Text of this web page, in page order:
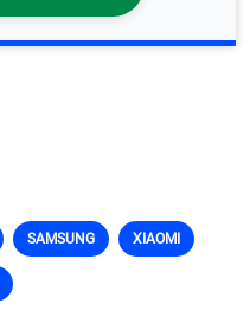
SAMSUNG XIAOMI